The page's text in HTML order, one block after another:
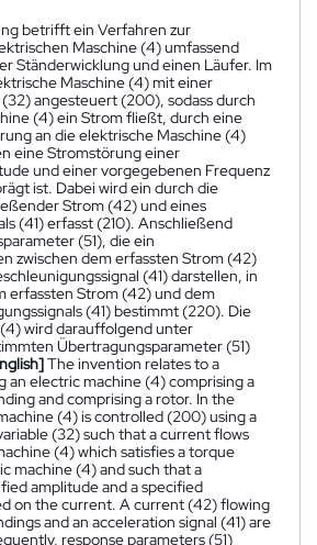
betrifft ein Verfahren zur
Maschine (4) umfassend
Ständerwicklung und einen Läufer. Im
Maschine (4) mit einer
angesteuert (200), sodass durch
(4) ein Strom fließt, durch eine
an die elektrische Maschine (4)
eine Stromstörung einer
und einer vorgegebenen Frequenz
ist. Dabei wird ein durch die
Strom (42) und eines
(41) erfasst (210). Anschließend
(51), die ein
zwischen dem erfassten Strom (42)
(41) darstellen, in
erfassten Strom (42) und dem
(41) bestimmt (220). Die
wird darauffolgend unter
Übertragungsparameter (51)
The invention relates to a
an electric machine (4) comprising a
and comprising a rotor. In the
(4) is controlled (200) using a
(32) such that a current flows
(4) which satisfies a torque
machine (4) and such that a
amplitude and a specified
on the current. A current (42) flowing
and an acceleration signal (41) are
response parameters (51)